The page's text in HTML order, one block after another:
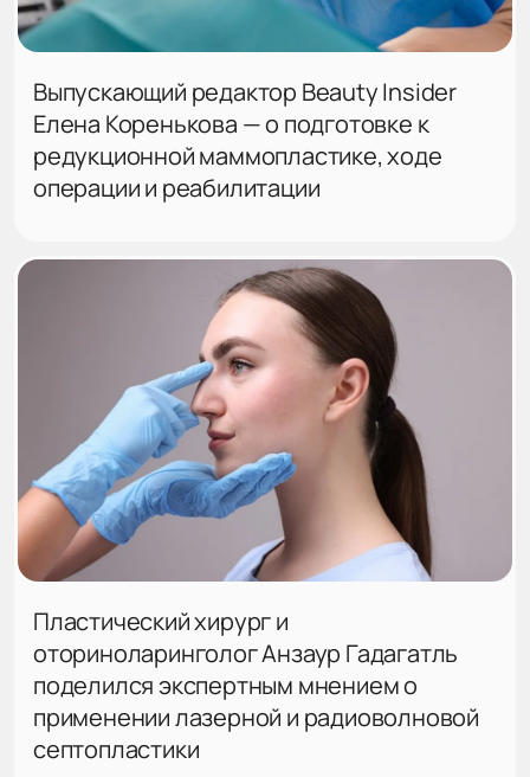
Выпускающий редактор Beauty Insider
Елена Коренькова — о подготовке к
редукционной маммопластике, ходе
операции и реабилитации
Пластический хирург и
оториноларинголог Анзаур Гадагатль
поделился экспертным мнением о
применении лазерной и радиоволновой
септопластики